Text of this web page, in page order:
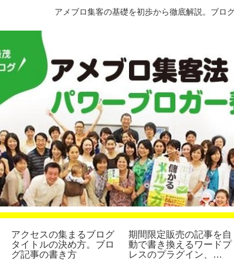
アメブロ集客の基礎を初歩から徹底解説。ブロ
アクセスの集まるブログ
タイトルの決め方。ブロ
グ記事の書き方
期間限定販売の記事を自
動で書き換えるワードプ
レスのプラグイン、